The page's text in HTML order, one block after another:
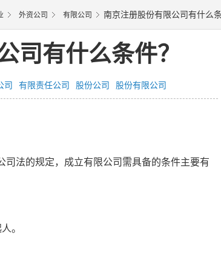
外资公司 有限公司 南京注册股份有限公司有什么条
司有什么条件？
司 有限责任公司 股份公司 股份有限公司
司法的规定，成立有限公司需具备的条件主要有
。